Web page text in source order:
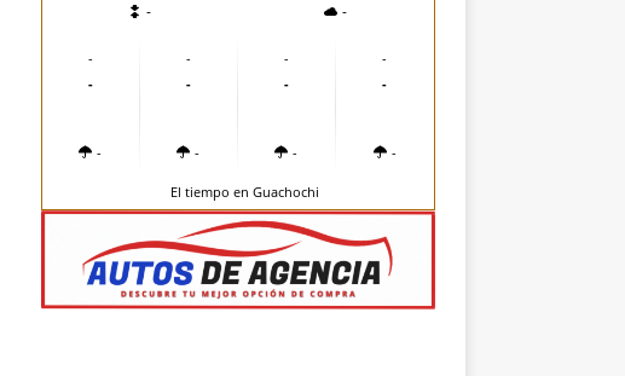
-
-
-
-
-
-
-
-
-
-
-
-
-
-
El tiempo en Guachochi